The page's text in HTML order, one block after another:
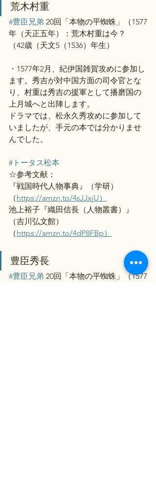
荒木村重
#豊臣兄弟 20回「本物の平蜘蛛」（1577
年（天正五年）：荒木村重は今？
（42歳（天文5（1536）年生）
・1577年2月、紀伊国雑賀攻めに参加し
ます。秀吉が対中国方面の司令官とな
り、村重は秀吉の援軍として播磨国の
上月城へと出陣します。
ドラマでは、松永久秀攻めに参加して
いましたが、手元の本では分かりませ
んでした。
#トータス松本
☆参考文献：
『戦国時代人物事典』（学研）
（https://amzn.to/4sJJxjU）
池上裕子『織田信長（人物叢書）』
（吉川弘文館）
（https://amzn.to/4dP8FBp）
豊臣秀長
#豊臣兄弟 20回「本物の平蜘蛛」（1577